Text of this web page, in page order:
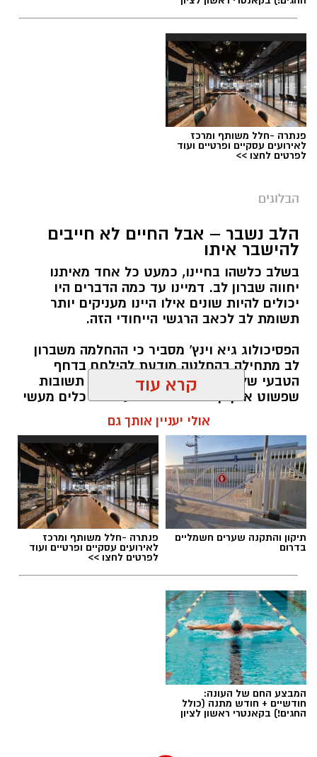
יש לכם מידע חשוב שטרם נחשף? צילומים מאירוע
חדשותי? מצאתם טעות בכתבה? נשמח שתשתפו
אותנו
פנתרה -חלל משותף ומרכז
לאירועים עסקיים ופרטיים ועוד
לפרטים לחצו >>
הבלוגים
הלב נשבר – אבל החיים לא חייבים
להישבר איתו
בשלב כלשהו בחיינו, כמעט כל אחד מאיתנו
יחווה שברון לב. דמיינו עד כמה הדברים היו
יכולים להיות שונים אילו היינו מעניקים יותר
תשומת לב לכאב הרגשי הייחודי הזה.
הפסיכולוג גיא וינץ' מסביר כי ההחלמה משברון
לב מתחילה בהחלטה מודעת להילחם בדחף
הטבעי שלנו לייפות את העבר ולחפש תשובות
שפשוט אינן קיימות. הוא מציע ארגז כלים מעשי
שיעזור לנו, בהדרגה, להשתחרר מהכאב ולהמשיך
הלב שלנו אולי נשבר לפעמים, אבל אנחנו לא
חייבים להישבר יחד איתו.
מערכת האתר / 09:04 23.07.26
תגים:טד
קרא עוד
אולי יעניין אותך גם
תיקון והתקנה שערים חשמליים
בדרום
פנתרה -חלל משותף ומרכז
לאירועים עסקיים ופרטיים ועוד
לפרטים לחצו >>
המבצע החם של העונה:
חודשיים + חודש מתנה (כולל
החגים!) בקאנטרי ראשון לציון